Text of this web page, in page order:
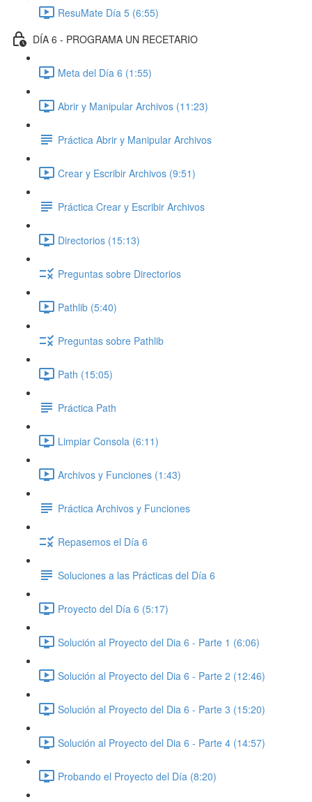
ResuMate Día 5 (6:55)
DÍA 6 - PROGRAMA UN RECETARIO
Meta del Día 6 (1:55)
Abrir y Manipular Archivos (11:23)
Práctica Abrir y Manipular Archivos
Crear y Escribir Archivos (9:51)
Práctica Crear y Escribir Archivos
Directorios (15:13)
Preguntas sobre Directorios
Pathlib (5:40)
Preguntas sobre Pathlib
Path (15:05)
Práctica Path
Limpiar Consola (6:11)
Archivos y Funciones (1:43)
Práctica Archivos y Funciones
Repasemos el Día 6
Soluciones a las Prácticas del Día 6
Proyecto del Día 6 (5:17)
Solución al Proyecto del Dia 6 - Parte 1 (6:06)
Solución al Proyecto del Dia 6 - Parte 2 (12:46)
Solución al Proyecto del Dia 6 - Parte 3 (15:20)
Solución al Proyecto del Dia 6 - Parte 4 (14:57)
Probando el Proyecto del Día (8:20)